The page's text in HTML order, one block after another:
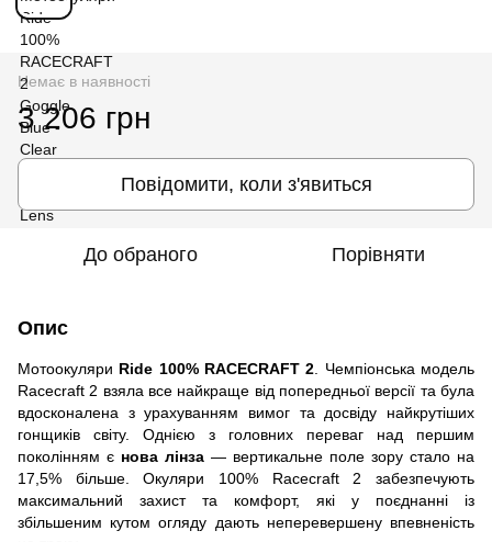
Немає в наявності
3 206 грн
Повідомити, коли з'явиться
До обраного Порівняти
Опис
Мотоокуляри Ride 100% RACECRAFT 2 . Чемпіонська модель
Racecraft 2 взяла все найкраще від попередньої версії та була
вдосконалена з урахуванням вимог та досвіду найкрутіших
гонщиків світу. Однією з головних переваг над першим
поколінням є нова лінза — вертикальне поле зору стало на
17,5% більше. Окуляри 100% Racecraft 2 забезпечують
максимальний захист та комфорт, які у поєднанні із
збільшеним кутом огляду дають неперевершену впевненість